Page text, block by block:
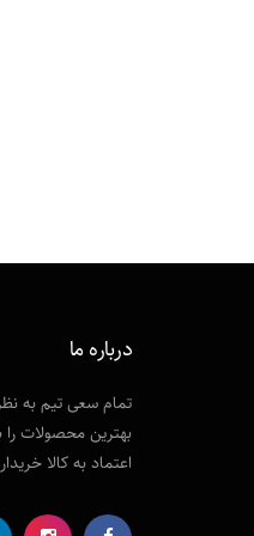
درباره ما
تمام سعی تیم به
بهترین محصولات
اعتماد به کالا